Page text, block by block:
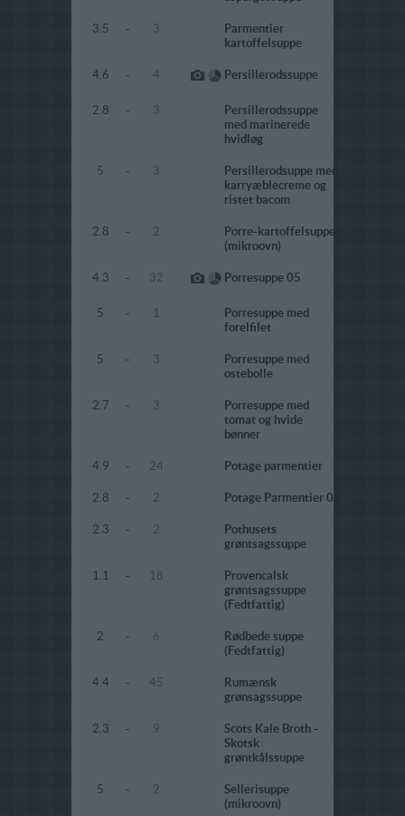
3.5 - 3
Parmentier
kartoffelsuppe
4.6 - 4 Persillerodssuppe
2.8 - 3
Persillerodssuppe
med marinerede
hvidløg
5 - 3
Persillerodsuppe med
karryæblecreme og
ristet bacom
2.8 - 2
Porre-kartoffelsuppe
(mikroovn)
4.3 - 32 Porresuppe 05
5 - 1
Porresuppe med
forelfilet
5 - 3
Porresuppe med
ostebolle
2.7 - 3
Porresuppe med
tomat og hvide
bønner
4.9 - 24 Potage parmentier
2.8 - 2 Potage Parmentier 02
2.3 - 2
Pothusets
grøntsagssuppe
1.1 - 18
Provencalsk
grøntsagssuppe
(Fedtfattig)
2 - 6
Rødbede suppe
(Fedtfattig)
4.4 - 45
Rumænsk
grønsagssuppe
2.3 - 9
Scots Kale Broth -
Skotsk
grøntkålssuppe
5 - 2
Sellerisuppe
(mikroovn)